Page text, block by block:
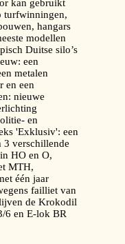
kan gebruikt
turfwinningen,
hangars
modellen
Duitse silo’s
een
metalen
en een
nieuwe
en
'Exklusiv': een
3 verschillende
HO en O,
MTH,
één jaar
failliet van
de Krokodil
6 en E-lok BR